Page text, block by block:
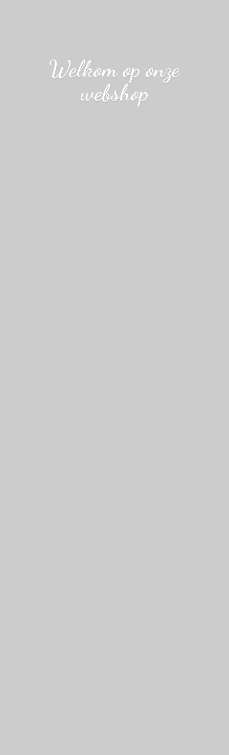
Welkom oponze
webshop